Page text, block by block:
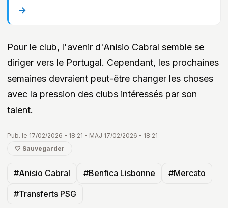
→
Pour le club, l'avenir d'Anisio Cabral semble se
diriger vers le Portugal. Cependant, les prochaines
semaines devraient peut-être changer les choses
avec la pression des clubs intéressés par son
talent.
Pub. le 17/02/2026 - 18:21 - MAJ 17/02/2026 - 18:21
🤍 Sauvegarder
#Anisio Cabral #Benfica Lisbonne #Mercato
#Transferts PSG